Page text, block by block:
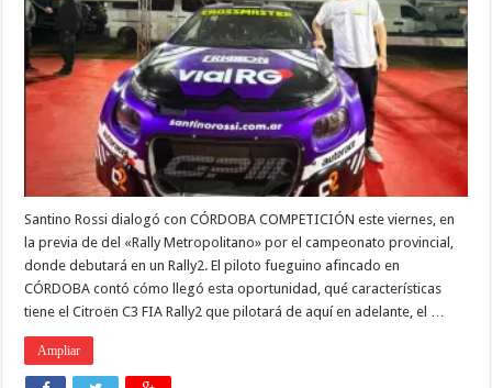
Santino Rossi dialogó con CÓRDOBA COMPETICIÓN este viernes, en
la previa de del «Rally Metropolitano» por el campeonato provincial,
donde debutará en un Rally2. El piloto fueguino afincado en
CÓRDOBA contó cómo llegó esta oportunidad, qué características
tiene el Citroën C3 FIA Rally2 que pilotará de aquí en adelante, el …
Ampliar